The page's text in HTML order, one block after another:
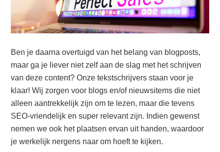
Ben je daarna overtuigd van het belang van blogposts,
maar ga je liever niet zelf aan de slag met het schrijven
van deze content? Onze tekstschrijvers staan voor je
klaar! Wij zorgen voor blogs en/of nieuwsitems die niet
alleen aantrekkelijk zijn om te lezen, maar die tevens
SEO-vriendelijk en super relevant zijn. Indien gewenst
nemen we ook het plaatsen ervan uit handen, waardoor
je werkelijk nergens naar om hoeft te kijken.